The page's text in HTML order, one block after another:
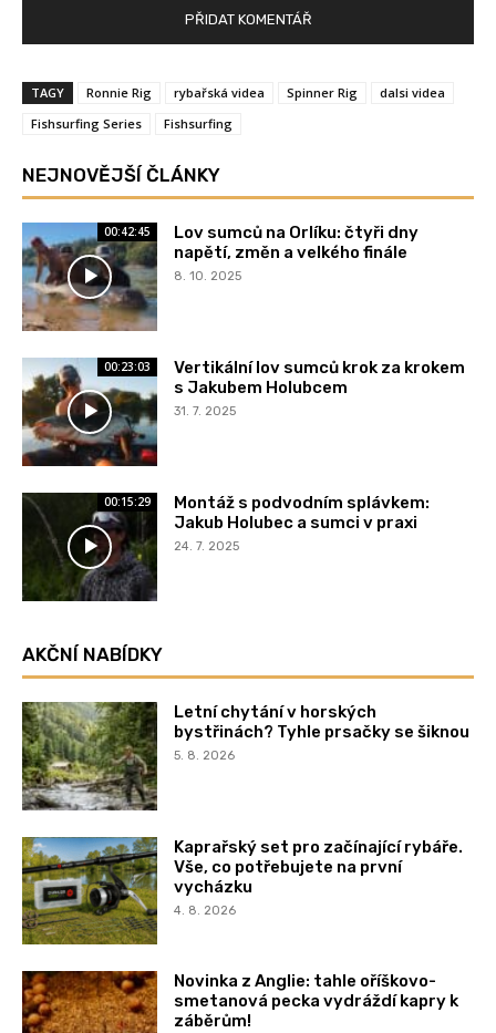
TAGY Ronnie Rig rybařská videa Spinner Rig
dalsi videa
Fishsurfing Series
Fishsurfing
NEJNOVĚJŠÍ ČLÁNKY
00:42:45
Lov sumců na Orlíku: čtyři dny
napětí, změn a velkého finále
8. 10. 2025
00:23:03
Vertikální lov sumců krok za krokem
s Jakubem Holubcem
31. 7. 2025
00:15:29
Montáž s podvodním splávkem:
Jakub Holubec a sumci v praxi
24. 7. 2025
AKČNÍ NABÍDKY
Letní chytání v horských
bystřinách? Tyhle prsačky se šiknou
5. 8. 2026
Kaprařský set pro začínající rybáře.
Vše, co potřebujete na první
vycházku
4. 8. 2026
Novinka z Anglie: tahle oříškovo-
smetanová pecka vydráždí kapry k
záběrům!